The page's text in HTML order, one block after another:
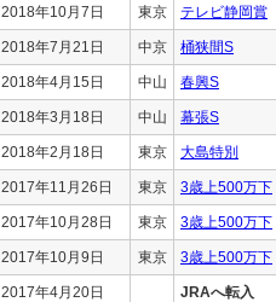
2018年10月7日 東京 テレビ静岡賞
2018年7月21日 中京 桶狭間S
2018年4月15日 中山 春興S
2018年3月18日 中山 幕張S
2018年2月18日 東京 大島特別
2017年11月26日 東京 3歳上500万下
2017年10月28日 東京 3歳上500万下
2017年10月9日 東京 3歳上500万下
2017年4月20日 JRAへ転入